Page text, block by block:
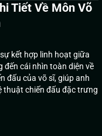
Tiết Về Môn Võ
kết hợp linh hoạt giữa
đến cái nhìn toàn diện về
đấu của võ sĩ, giúp anh
thuật chiến đấu đặc trưng